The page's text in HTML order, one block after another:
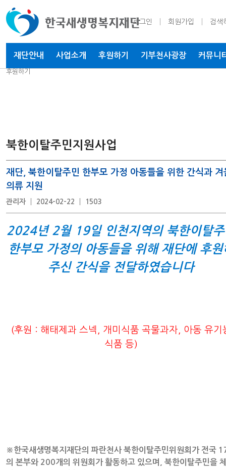
재단안내 사업소개 후원하기 기부천사광장 커뮤니
로그인 회원가입 검색
후원하기
북한이탈주민지원사업
재단, 북한이탈주민 한부모 가정 아동들을 위한 간식과 겨
의류 지원
관리자 2024-02-22 1503
2024년 2월 19일 인천지역의 북한이탈
한부모 가정의 아동들을 위해 재단에 후원
주신 간식을 전달하였습니다
(후원 : 해태제과 스넥, 개미식품 곡물과자, 아동 유기
식품 등)
※한국새생명복지재단의 파란천사 북한이탈주민위원회가 전국
의 본부와 200개의 위원회가 활동하고 있으며, 북한이탈주민을